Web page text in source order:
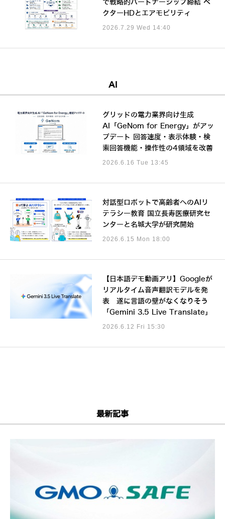
で戦略的パートナーシップ締結 ベ
クターHDとエアモビリティ
2026.7.29 Wed 14:40
AI
グリッドの電力業界向け生成
AI「GeNom for Energy」がアッ
プデート 回答速度・表示体験・検
索回答機能・操作性の4領域を改善
2026.6.16 Tue 13:45
対話型ロボットで高齢者へのAIリ
テラシー教育 国立長寿医療研究セ
ンターと名城大学が研究開始
2026.6.15 Mon 18:00
【日本語デモ動画アリ】Googleが
リアルタイム音声翻訳モデルを発
表 遂に言語の壁がなくなりそう
「Gemini 3.5 Live Translate」
2026.6.12 Fri 15:30
最新記事